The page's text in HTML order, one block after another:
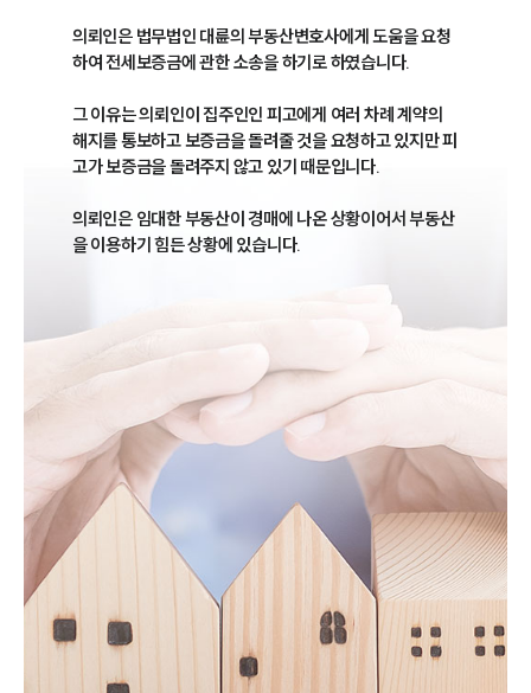
의뢰인은 법무법인 대륜의 부동산변호사에게 도움을 요청
하여 전세보증금에 관한 소송을 하기로 하였습니다.
그 이유는 의뢰인이 집주인인 피고에게 여러 차례 계약의
해지를 통보하고 보증금을 돌려줄 것을 요청하고 있지만 피
고가 보증금을 돌려주지 않고 있기 때문입니다.
의뢰인은 임대한 부동산이 경매에 나온 상황이어서 부동산